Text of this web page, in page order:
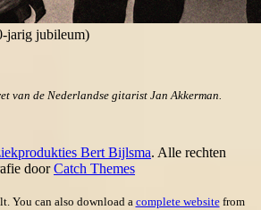
jarig jubileum)
van de Nederlandse gitarist Jan Akkerman.
Bert Bijlsma. Alle rechten
doorCatch Themes
You can also download a complete websitefrom